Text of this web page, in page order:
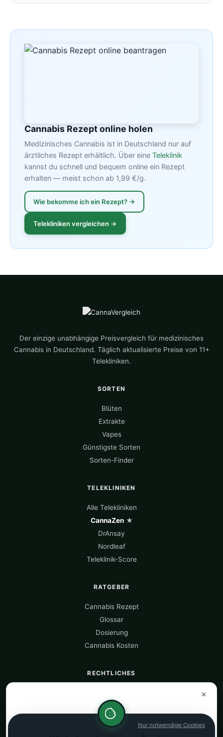
Cannabis Rezept online holen
Medizinisches Cannabis ist in Deutschland nur auf
ärztliches Rezept erhältlich. Über eine Teleklinik
kannst du schnell und bequem online ein Rezept
erhalten — meist schon ab 1,99 €/g.
Wie bekomme ich ein Rezept? →
Telekliniken vergleichen →
Der einzige unabhängige Preisvergleich für medizinisches
Cannabis in Deutschland. Täglich aktualisierte Preise von 11+
Telekliniken.
SORTEN
Blüten
Extrakte
Vapes
Günstigste Sorten
Sorten-Finder
TELEKLINIKEN
Alle Telekliniken
CannaZen★
DrAnsay
Nordleaf
Teleklinik-Score
RATGEBER
Cannabis Rezept
Glossar
Dosierung
Cannabis Kosten
RECHTLICHES
Datenquellen
Datenschutz
Nur notwendige Cookies
×